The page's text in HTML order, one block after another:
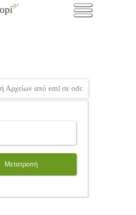
.gr
Αρχείων από eml σε odc
Μετατροπή